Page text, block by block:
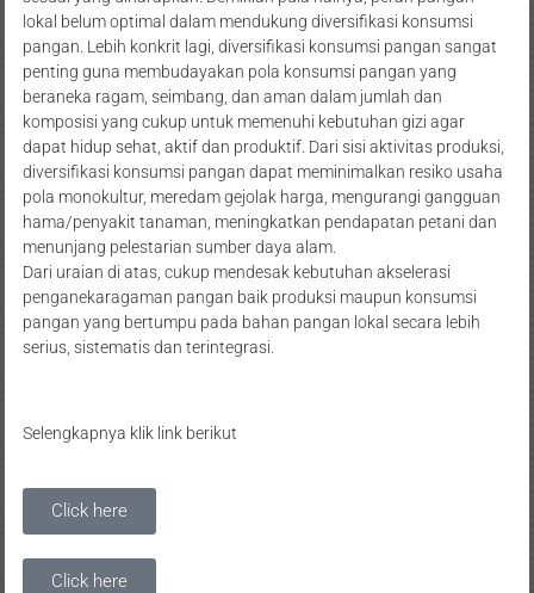
lokal belum optimal dalam mendukung diversifikasi konsumsi
pangan. Lebih konkrit lagi, diversifikasi konsumsi pangan sangat
penting guna membudayakan pola konsumsi pangan yang
beraneka ragam, seimbang, dan aman dalam jumlah dan
komposisi yang cukup untuk memenuhi kebutuhan gizi agar
dapat hidup sehat, aktif dan produktif. Dari sisi aktivitas produksi,
diversifikasi konsumsi pangan dapat meminimalkan resiko usaha
pola monokultur, meredam gejolak harga, mengurangi gangguan
hama/penyakit tanaman, meningkatkan pendapatan petani dan
menunjang pelestarian sumber daya alam.
Dari uraian di atas, cukup mendesak kebutuhan akselerasi
penganekaragaman pangan baik produksi maupun konsumsi
pangan yang bertumpu pada bahan pangan lokal secara lebih
serius, sistematis dan terintegrasi.
Selengkapnya klik link berikut
Click here
Click here